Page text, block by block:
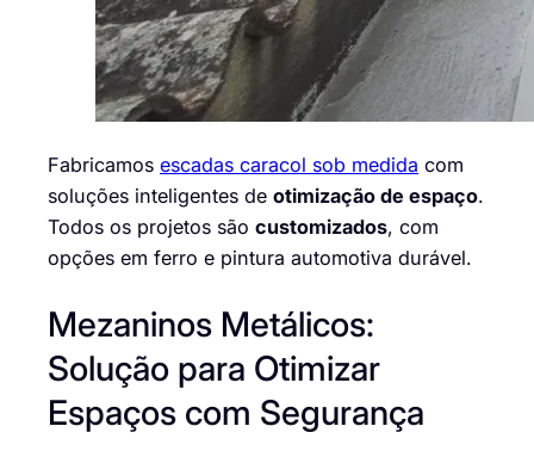
Fabricamos escadas caracol sob medida com
soluções inteligentes de otimização de espaço.
Todos os projetos são customizados, com
opções em ferro e pintura automotiva durável.
Mezaninos Metálicos:
Solução para Otimizar
Espaços com Segurança